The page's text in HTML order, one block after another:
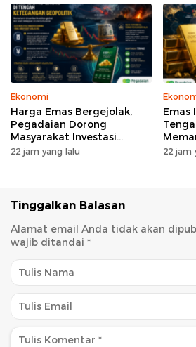
Ekonomi
Harga Emas Bergejolak,
Pegadaian Dorong
Masyarakat Investasi
Secara Bertahap
22 jam yang lalu
Emas
22 jam
Tinggalkan Balasan
Alamat email Anda tidak akan
wajib ditandai *